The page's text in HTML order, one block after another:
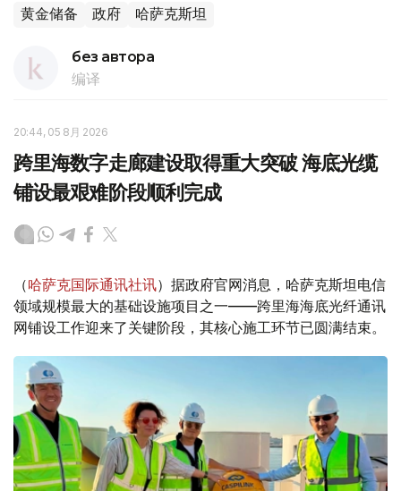
黄金储备 政府 哈萨克斯坦
без автора
编译
20:44, 05 8月 2026
跨里海数字走廊建设取得重大突破 海底光缆
铺设最艰难阶段顺利完成
（哈萨克国际通讯社讯）据政府官网消息，哈萨克斯坦电信
领域规模最大的基础设施项目之一——跨里海海底光纤通讯
网铺设工作迎来了关键阶段，其核心施工环节已圆满结束。